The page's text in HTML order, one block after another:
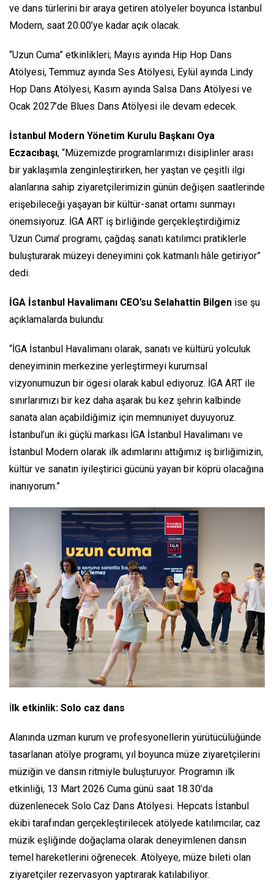
ve dans türlerini bir araya getiren atölyeler boyunca İstanbul
Modern, saat 20.00’ye kadar açık olacak.
“Uzun Cuma” etkinlikleri; Mayıs ayında Hip Hop Dans
Atölyesi, Temmuz ayında Ses Atölyesi, Eylül ayında Lindy
Hop Dans Atölyesi, Kasım ayında Salsa Dans Atölyesi ve
Ocak 2027’de Blues Dans Atölyesi ile devam edecek.
İstanbul Modern Yönetim Kurulu Başkanı Oya
Eczacıbaşı, “Müzemizde programlarımızı disiplinler arası
bir yaklaşımla zenginleştirirken, her yaştan ve çeşitli ilgi
alanlarına sahip ziyaretçilerimizin günün değişen saatlerinde
erişebileceği yaşayan bir kültür-sanat ortamı sunmayı
önemsiyoruz. İGA ART iş birliğinde gerçekleştirdiğimiz
‘Uzun Cuma’ programı, çağdaş sanatı katılımcı pratiklerle
buluşturarak müzeyi deneyimini çok katmanlı hâle getiriyor”
dedi.
İGA İstanbul Havalimanı CEO’su Selahattin Bilgen ise şu
açıklamalarda bulundu:
“İGA İstanbul Havalimanı olarak, sanatı ve kültürü yolculuk
deneyiminin merkezine yerleştirmeyi kurumsal
vizyonumuzun bir ögesi olarak kabul ediyoruz. İGA ART ile
sınırlarımızı bir kez daha aşarak bu kez şehrin kalbinde
sanata alan açabildiğimiz için memnuniyet duyuyoruz.
İstanbul’un iki güçlü markası İGA İstanbul Havalimanı ve
İstanbul Modern olarak ilk adımlarını attığımız iş birliğimizin,
kültür ve sanatın iyileştirici gücünü yayan bir köprü olacağına
inanıyorum.”
İlk etkinlik: Solo caz dans
Alanında uzman kurum ve profesyonellerin yürütücülüğünde
tasarlanan atölye programı, yıl boyunca müze ziyaretçilerini
müziğin ve dansın ritmiyle buluşturuyor. Programın ilk
etkinliği, 13 Mart 2026 Cuma günü saat 18.30’da
düzenlenecek Solo Caz Dans Atölyesi. Hepcats İstanbul
ekibi tarafından gerçekleştirilecek atölyede katılımcılar, caz
müzik eşliğinde doğaçlama olarak deneyimlenen dansın
temel hareketlerini öğrenecek. Atölyeye, müze bileti olan
ziyaretçiler rezervasyon yaptırarak katılabiliyor.